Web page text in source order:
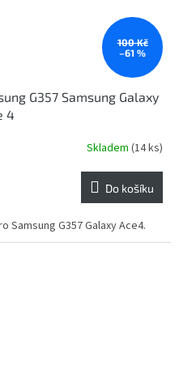
100 Kč
–61 %
G357 Samsung Galaxy
4
Skladem (14 ks)
Do košíku
Samsung G357 Galaxy Ace4.